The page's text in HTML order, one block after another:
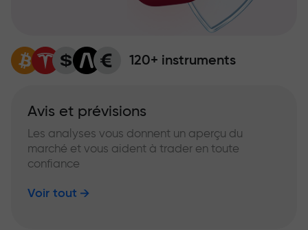
120+ instruments
Avis et prévisions
Les analyses vous donnent un aperçu du
marché et vous aident à trader en toute
confiance
Voir tout